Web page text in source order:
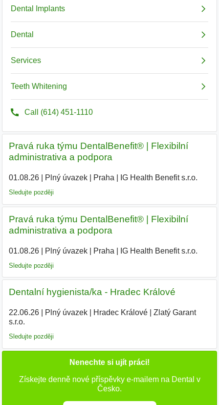
Pravá ruka týmu DentalBenefit® | Flexibilní
administrativa a podpora
01.08.26| Plný úvazek| Praha IG Health Benefit s.r.o.
Sledujte později
Pravá ruka týmu DentalBenefit® | Flexibilní
administrativa a podpora
01.08.26| Plný úvazek| Praha IG Health Benefit s.r.o.
Sledujte později
Dentalní hygienista/ka - Hradec Králové
22.06.26| Plný úvazek| Hradec Králové|
Zlatý Garant
s.r.o.
Sledujte později
Nenechte si ujít práci!
Získejte denně nové příspěvky e-mailem na Dental v
Česko.